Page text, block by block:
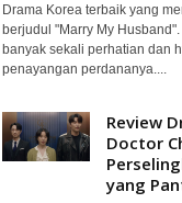
Drama Korea terbaik yang
berjudul "Marry My
banyak sekali perhatian dan
penayangan perdananya....
Review
Doctor
yang